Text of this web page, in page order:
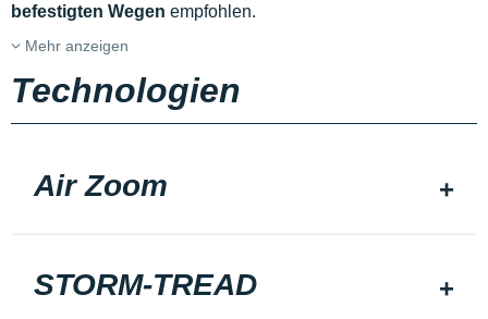
befestigten Wegen empfohlen.
Mehr anzeigen
Technologien
Air Zoom
STORM-TREAD